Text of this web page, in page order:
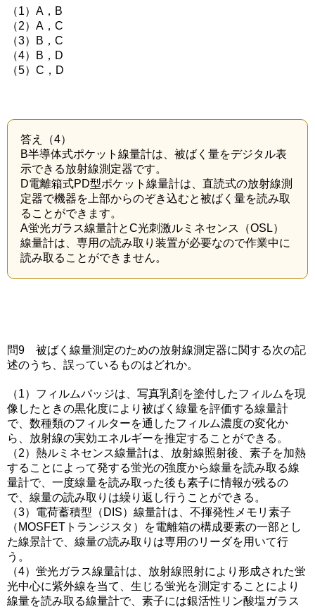
（1）A，B
（2）A，C
（3）B，C
（4）B，D
（5）C，D
答え（4）
B半導体式ポケット線量計は、被ばく量をデジタル表
示できる放射線測定器です。
D電離箱式PD型ポケット線量計は、直読式の放射線測
定器で機器を上部からのぞき込むと被ばく量を読み取
ることができます。
A蛍光ガラス線量計とC光刺激ルミネセンス（OSL）
線量計は、専用の読み取り装置が必要なので作業中に
読み取ることができません。
問9 被ばく線量測定のための放射線測定器に関する次の記
述のうち、誤っているものはどれか。
（1）フィルムバッジは、写真乳剤を塗付したフィルムを現
像したときの黒化度により被ばく線量を評価する線量計
で、数種類のフィルターを通したフィルム濃度の変化か
ら、放射線の実効エネルギーを推定することができる。
（2）熱ルミネセンス線量計は、放射線照射後、素子を加熱
することによって発する蛍光の強度から線量を読み取る線
量計で、一度線量を読み取った後も素子に情報が残るの
で、線量の読み取りは繰り返し行うことができる。
（3）電荷蓄積型（DIS）線量計は、不揮発性メモリ素子
（MOSFETトランジスタ）を電離箱の構成要素の一部とし
た線景計で、線量の読み取りは専用のリーダを用いて行
う。
（4）蛍光ガラス線量計は、放射線照射により形成された蛍
光中心に紫外線を当て、生じる蛍光を測定することにより
線量を読み取る線量計で、素子には銀活性リン酸塩ガラス